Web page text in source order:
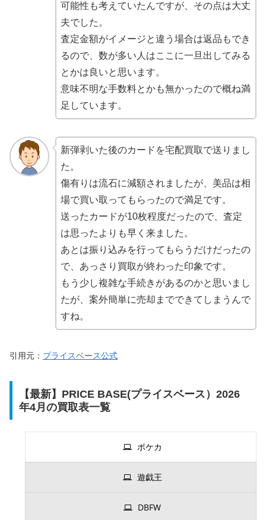
可能性も考えていたんですが、その点は大丈
夫でした。
査定金額がイメージと違う場合は返品もでき
るので、数が多い人はここに一旦出してみる
とかは良いと思います。
意味不明な手数料とかも無かったので概ね満
足しています。
新弾剥いた後のカードを宅配買取で送りまし
た。
傷有りは流石に減額されましたが、美品は相
場で買い取ってもらったので満足です。
送ったカードが10枚程度だったので、査定
は思ったよりも早く来ました。
あとは振り込みを行ってもらうだけだったの
で、あっさり買取が終わった印象です。
もう少し複雑な手続きがあるのかと思いまし
たが、案外簡単に売却までできてしまうんで
すね。
引用元： プライスベース公式
【最新】PRICE BASE(プライスベース）2026
年4月の買取表一覧
ポケカ
遊戯王
DBFW